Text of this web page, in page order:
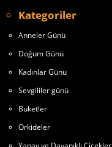
Kategoriler
Anneler Günü
Doğum Günü
Kadınlar Günü
Sevgililer günü
Buketler
Orkideler